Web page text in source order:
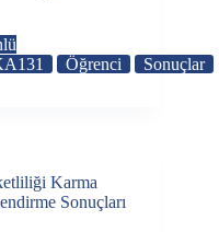
Öğrenci Sonuçlar
Karma
Sonuçları